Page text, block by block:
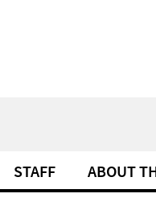
STAFF ABOUT